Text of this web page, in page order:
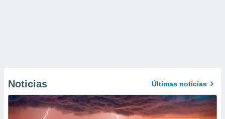
Noticias Últimas noticias